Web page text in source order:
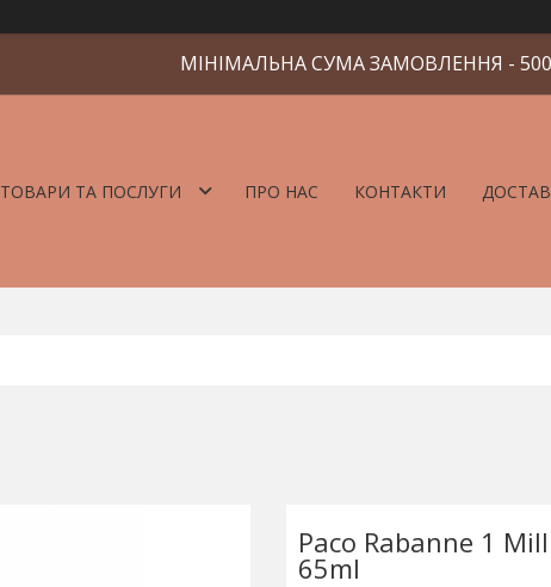
МІНІМАЛЬНА СУМА ЗАМОВЛЕННЯ - 500
ТОВАРИ ТА ПОСЛУГИ ПРО НАС КОНТАКТИ
Paco Rabanne 1
65ml